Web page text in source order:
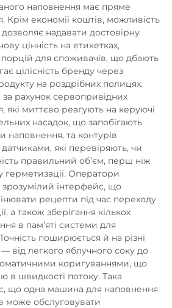
наповнення має пряме
Крім економії коштів, можливість
надавати достовірну
цінність на етикетках,
для споживачів, що дбають
цілісність бренду через
на роздрібних полицях.
за рахунок сервопривідних
які миттєво реагують на керуючі
насадок, що запобігають
наповнення, та контурів
датчиками, які перевіряють, чи
правильний об’єм, перш ніж
герметизації. Оператори
зрозумілий інтерфейс, що
рецепти під час переходу
а також зберігання кількох
в пам’яті системи для
поширюється й на різні
— від легкого яблучного соку до
коригуваннями, що
в швидкості потоку. Така
що одна машина для наповнення
може обслуговувати